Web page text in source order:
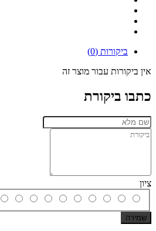
ביקורות (0)
אין ביקורות עבור מוצר זה
כתבו ביקורת
ציון
שמירה